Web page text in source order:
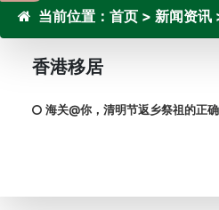
当前位置： 首页 > 新闻资讯
香港移居
海关@你，清明节返乡祭祖的正